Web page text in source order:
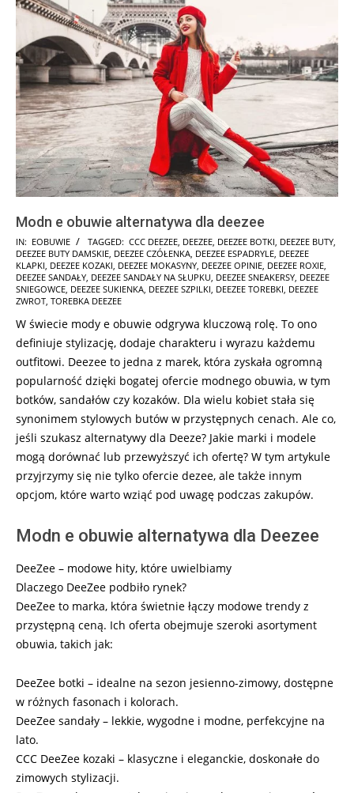
Modn e obuwie alternatywa dla deezee
2025-
01-
21
IN: EOBUWIE TAGGED: CCC DEEZEE, DEEZEE, DEEZEE BOTKI, DEEZEE BUTY,
DEEZEE BUTY DAMSKIE, DEEZEE CZÓŁENKA, DEEZEE ESPADRYLE, DEEZEE
KLAPKI, DEEZEE KOZAKI, DEEZEE MOKASYNY, DEEZEE OPINIE, DEEZEE ROXIE,
DEEZEE SANDAŁY, DEEZEE SANDAŁY NA SŁUPKU, DEEZEE SNEAKERSY, DEEZEE
SNIEGOWCE, DEEZEE SUKIENKA, DEEZEE SZPILKI, DEEZEE TOREBKI, DEEZEE
ZWROT, TOREBKA DEEZEE
W świecie mody e obuwie odgrywa kluczową rolę. To ono
definiuje stylizację, dodaje charakteru i wyrazu każdemu
outfitowi. Deezee to jedna z marek, która zyskała ogromną
popularność dzięki bogatej ofercie modnego obuwia, w tym
botków, sandałów czy kozaków. Dla wielu kobiet stała się
synonimem stylowych butów w przystępnych cenach. Ale co,
jeśli szukasz alternatywy dla Deeze? Jakie marki i modele
mogą dorównać lub przewyższyć ich ofertę? W tym artykule
przyjrzymy się nie tylko ofercie dezee, ale także innym
opcjom, które warto wziąć pod uwagę podczas zakupów.
Modn e obuwie alternatywa dla Deezee
DeeZee – modowe hity, które uwielbiamy
Dlaczego DeeZee podbiło rynek?
DeeZee to marka, która świetnie łączy modowe trendy z
przystępną ceną. Ich oferta obejmuje szeroki asortyment
obuwia, takich jak:
DeeZee botki – idealne na sezon jesienno-zimowy, dostępne
w różnych fasonach i kolorach.
DeeZee sandały – lekkie, wygodne i modne, perfekcyjne na
lato.
CCC DeeZee kozaki – klasyczne i eleganckie, doskonałe do
zimowych stylizacji.